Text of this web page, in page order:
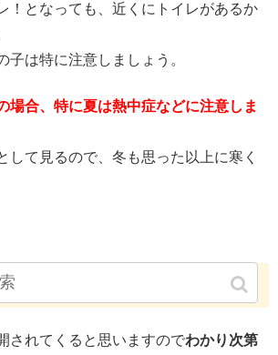
！となっても、近くにトイレがあるか
子は特に注意しましょう。
場合、特に夏は熱中症などに注意しま
して見るので、冬も思った以上に寒く
されてくると思いますのでわかり次第